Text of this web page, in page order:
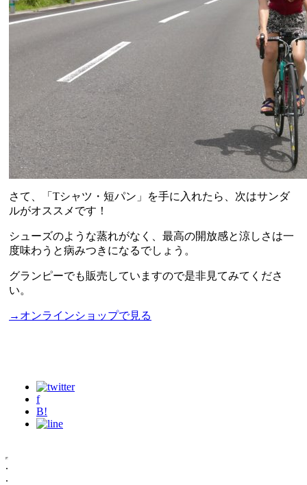
さて、「Tシャツ・短パン」を手に入れたら、次はサンダ
ルがオススメです！
シューズのような蒸れがなく、最高の開放感と涼しさは一
度味わうと病みつきになるでしょう。
グランピーでも販売していますので是非見てみてくださ
い。
→オンラインショップで見る
f
B!
.
.